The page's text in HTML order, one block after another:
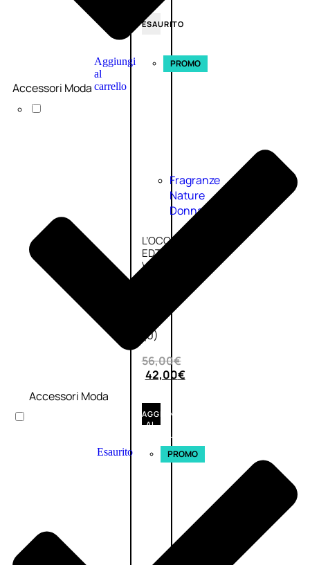
ESAURITO
Aggiungi
al
carrello
PROMO
Fragranze
Nature
Donna
L’OCCITANE
EDT
VERBENA
(0)
56,00€
42,00€
AGGIUNGI
AL
CARRELLO
Esaurito PROMO
Accessori Moda
Accessori Moda